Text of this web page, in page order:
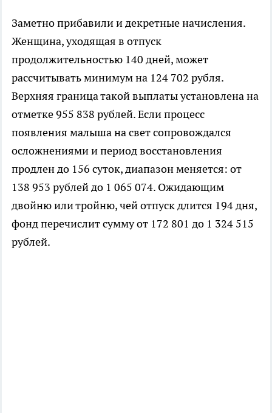
Заметно прибавили и декретные начисления.
Женщина, уходящая в отпуск
продолжительностью 140 дней, может
рассчитывать минимум на 124 702 рубля.
Верхняя граница такой выплаты установлена на
отметке 955 838 рублей. Если процесс
появления малыша на свет сопровождался
осложнениями и период восстановления
продлен до 156 суток, диапазон меняется: от
138 953 рублей до 1 065 074. Ожидающим
двойню или тройню, чей отпуск длится 194 дня,
фонд перечислит сумму от 172 801 до 1 324 515
рублей.